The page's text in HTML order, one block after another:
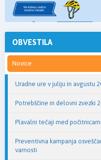
OBVESTILA
Novice
Uradne ure v juliju in avgustu
Potrebščine in delovni zvezki
Plavalni tečaji med počitnicami
Preventivna kampanja
varnosti